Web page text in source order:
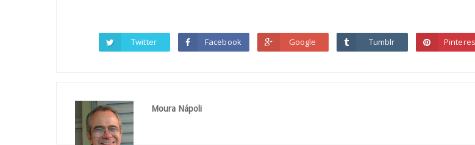
Twitter Facebook Google Tumblr
Moura Nápoli